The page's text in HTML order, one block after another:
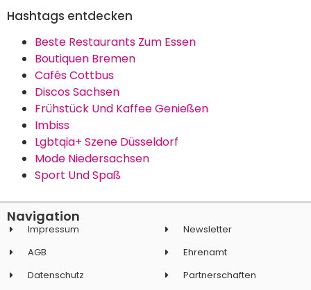
Hashtags entdecken
Beste Restaurants Zum Essen
Boutiquen Bremen
Cafés Cottbus
Discos Sachsen
Frühstück Und Kaffee Genießen
Imbiss
Lgbtqia+ Szene Düsseldorf
Mode Niedersachsen
Sport Und Spaß
Navigation
Impressum
AGB
Datenschutz
Newsletter
Ehrenamt
Partnerschaften